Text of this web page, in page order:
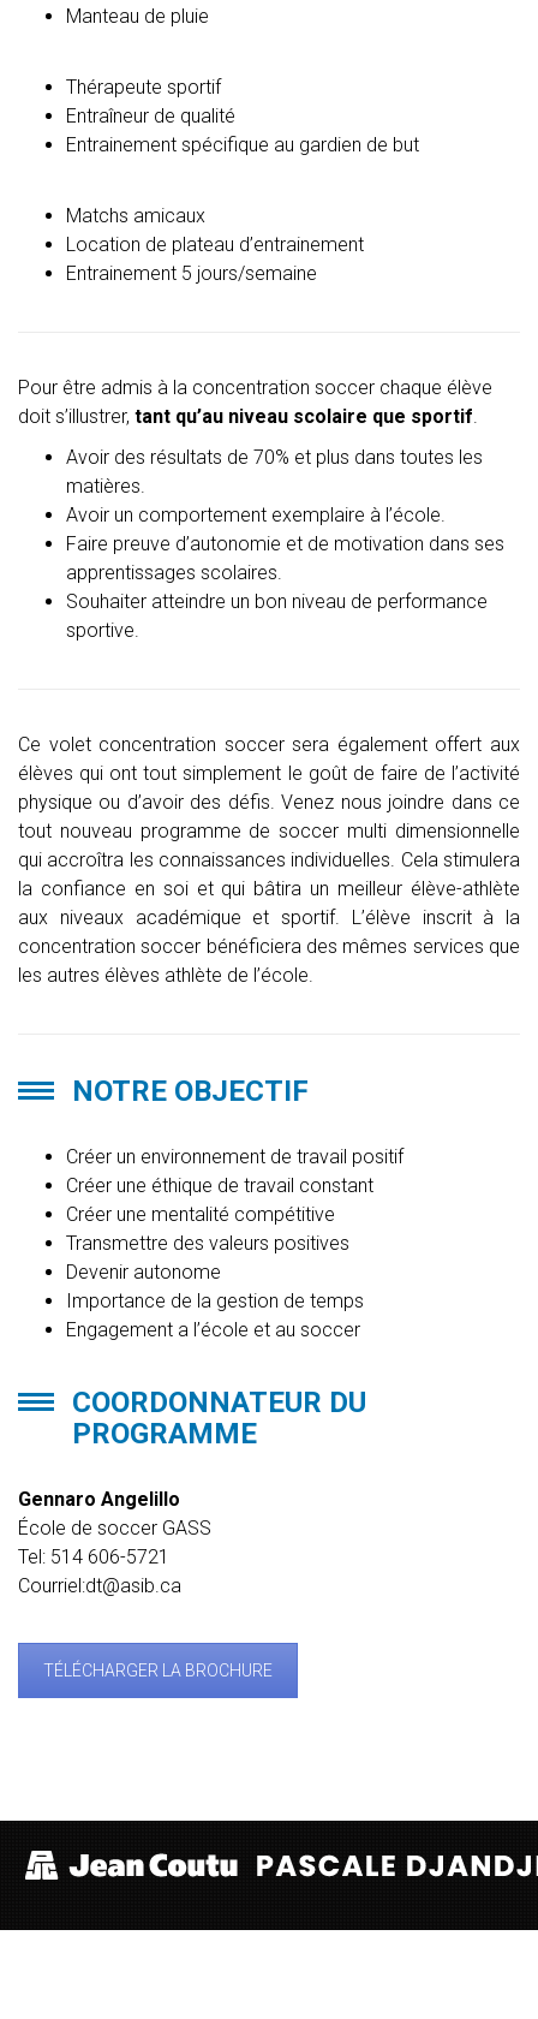
Manteau de pluie
Thérapeute sportif
Entraîneur de qualité
Entrainement spécifique au gardien de but
Matchs amicaux
Location de plateau d’entrainement
Entrainement 5 jours/semaine
Pour être admis à la concentration soccer chaque élève
doit s’illustrer, tant qu’au niveau scolaire que sportif.
Avoir des résultats de 70% et plus dans toutes les
matières.
Avoir un comportement exemplaire à l’école.
Faire preuve d’autonomie et de motivation dans ses
apprentissages scolaires.
Souhaiter atteindre un bon niveau de performance
sportive.
Ce volet concentration soccer sera également offert aux
élèves qui ont tout simplement le goût de faire de l’activité
physique ou d’avoir des défis. Venez nous joindre dans ce
tout nouveau programme de soccer multi dimensionnelle
qui accroîtra les connaissances individuelles. Cela stimulera
la confiance en soi et qui bâtira un meilleur élève-athlète
aux niveaux académique et sportif. L’élève inscrit à la
concentration soccer bénéficiera des mêmes services que
les autres élèves athlète de l’école.
NOTRE OBJECTIF
Créer un environnement de travail positif
Créer une éthique de travail constant
Créer une mentalité compétitive
Transmettre des valeurs positives
Devenir autonome
Importance de la gestion de temps
Engagement a l’école et au soccer
COORDONNATEUR DU
PROGRAMME
Gennaro Angelillo
École de soccer GASS
Tel: 514 606-5721
Courriel:dt@asib.ca
TÉLÉCHARGER LA BROCHURE